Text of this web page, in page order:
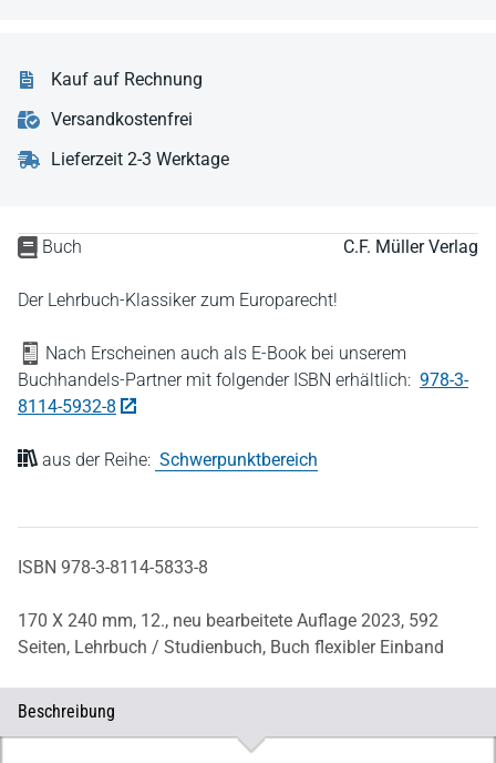
Buch C.F. Müller Verlag
Der Lehrbuch-Klassiker zum Europarecht!
Nach Erscheinen auch als E-Book bei unserem
Buchhandels-Partner mit folgender ISBN erhältlich: 978-3-
8114-5932-8
aus der Reihe: Schwerpunktbereich
ISBN 978-3-8114-5833-8
170 X 240 mm, 12., neu bearbeitete Auflage 2023, 592
Seiten, Lehrbuch / Studienbuch, Buch flexibler Einband
Kauf auf Rechnung
Versandkostenfrei
Lieferzeit 2-3 Werktage
Beschreibung